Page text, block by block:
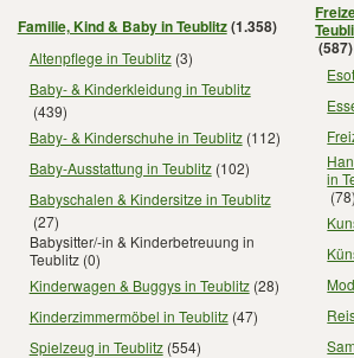
Familie, Kind & Baby in Teublitz(1.358)
Altenpflege in Teublitz(3)
Baby- & Kinderkleidung in Teublitz
(439)
Baby- & Kinderschuhe in Teublitz(112)
Baby-Ausstattung in Teublitz(102)
Babyschalen & Kindersitze in Teublitz
(27)
Babysitter/-in & Kinderbetreuung in
Teublitz(0)
Kinderwagen & Buggys in Teublitz(28)
Kinderzimmermöbel in Teublitz(47)
Spielzeug in Teublitz(554)
(587)
in
(78)